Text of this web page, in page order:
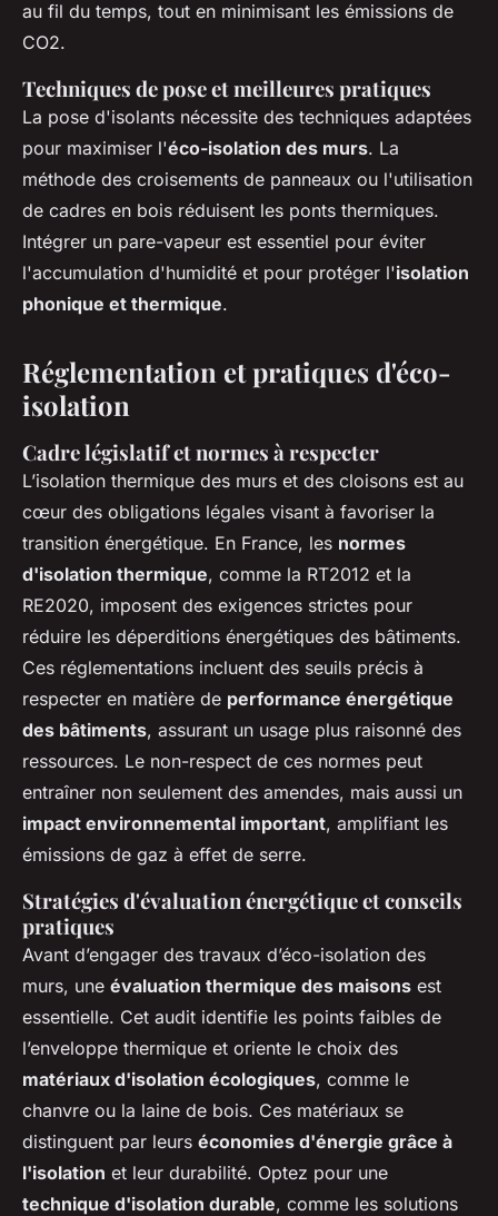
au fil du temps, tout en minimisant les émissions de
CO2.
Techniques de pose et meilleures pratiques
La pose d'isolants nécessite des techniques adaptées
pour maximiser l'éco-isolation des murs. La
méthode des croisements de panneaux ou l'utilisation
de cadres en bois réduisent les ponts thermiques.
Intégrer un pare-vapeur est essentiel pour éviter
l'accumulation d'humidité et pour protéger l'isolation
phonique et thermique.
Réglementation et pratiques d'éco-
isolation
Cadre législatif et normes à respecter
L’isolation thermique des murs et des cloisons est au
cœur des obligations légales visant à favoriser la
transition énergétique. En France, les normes
d'isolation thermique, comme la RT2012 et la
RE2020, imposent des exigences strictes pour
réduire les déperditions énergétiques des bâtiments.
Ces réglementations incluent des seuils précis à
respecter en matière de performance énergétique
des bâtiments, assurant un usage plus raisonné des
ressources. Le non-respect de ces normes peut
entraîner non seulement des amendes, mais aussi un
impact environnemental important, amplifiant les
émissions de gaz à effet de serre.
Stratégies d'évaluation énergétique et conseils
pratiques
Avant d’engager des travaux d’éco-isolation des
murs, une évaluation thermique des maisons est
essentielle. Cet audit identifie les points faibles de
l’enveloppe thermique et oriente le choix des
matériaux d'isolation écologiques, comme le
chanvre ou la laine de bois. Ces matériaux se
distinguent par leurs économies d'énergie grâce à
l'isolation et leur durabilité. Optez pour une
technique d'isolation durable, comme les solutions